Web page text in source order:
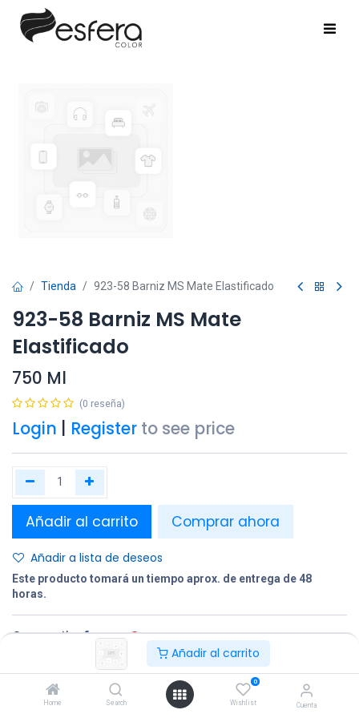
Añadir al carrito
Home Search
0
Wishlist Cuenta
Tienda 923-58 Barniz MS Mate Elastificado
923-58 Barniz MS Mate
Elastificado
750 Ml
(0 reseña)
Login Register to see price
Añadir al carrito Comprar ahora
Añadir a lista de deseos
Este producto tomará un tiempo aprox. de entrega de 48
horas.
Compartir
Terminos y condiciones: